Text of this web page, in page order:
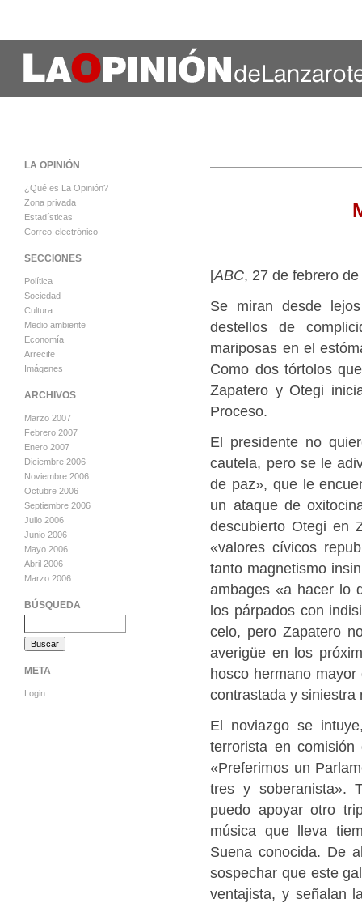
[ABC, 27 de febrero
Se miran desde
destellos de
mariposas en el
Como dos tórtolos
Zapatero y Otegi
Proceso.
El presidente no
cautela, pero se le
de paz», que le
un ataque de
descubierto Otegi en
«valores cívicos
tanto magnetismo
ambages «a hacer lo
los párpados con
celo, pero Zapatero
averigüe en los
hosco hermano
contrastada y
El noviazgo se
terrorista en
«Preferimos un
tres y soberanista».
puedo apoyar otro
música que lleva
Suena conocida. De
sospechar que este
ventajista, y señalan
LA OPINIÓN
¿Qué es La Opinión?
Zona privada
Estadísticas
Correo-electrónico
SECCIONES
Política
Sociedad
Cultura
Medio ambiente
Economía
Arrecife
Imágenes
ARCHIVOS
Marzo 2007
Febrero 2007
Enero 2007
Diciembre 2006
Noviembre 2006
Octubre 2006
Septiembre 2006
Julio 2006
Junio 2006
Mayo 2006
Abril 2006
Marzo 2006
BÚSQUEDA
META
Login